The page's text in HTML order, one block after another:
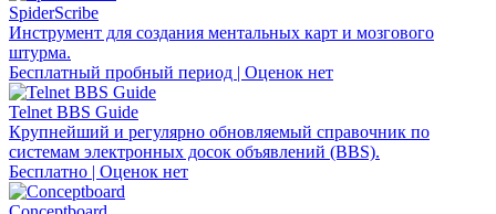
SpiderScribe
Инструмент для создания ментальных карт и мозгового
штурма.
Бесплатный пробный период | Оценок нет
Telnet BBS Guide
Крупнейший и регулярно обновляемый справочник по
системам электронных досок объявлений (BBS).
Бесплатно | Оценок нет